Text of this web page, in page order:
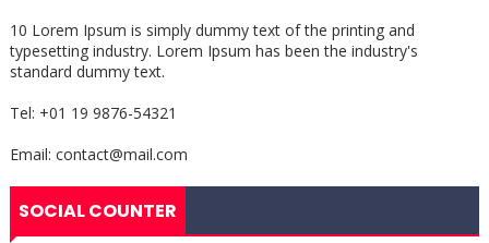
10 Lorem Ipsum is simply dummy text of the printing and
typesetting industry. Lorem Ipsum has been the industry's
standard dummy text.
Tel: +01 19 9876-54321
Email: contact@mail.com
SOCIAL COUNTER